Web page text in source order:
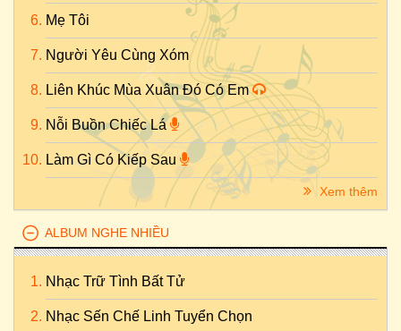
Mẹ Tôi
Người Yêu Cùng Xóm
Liên Khúc Mùa Xuân Đó Có Em
Nỗi Buồn Chiếc Lá
Làm Gì Có Kiếp Sau
Xem thêm
ALBUM NGHE NHIỀU
Nhạc Trữ Tình Bất Tử
Nhạc Sến Chế Linh Tuyển Chọn